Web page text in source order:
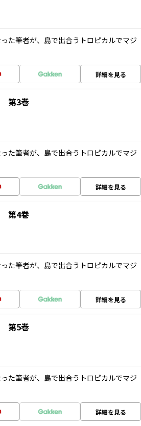
た筆者が、島で出合うトロピカルでマジ
詳細を見る
第3巻
た筆者が、島で出合うトロピカルでマジ
詳細を見る
第4巻
た筆者が、島で出合うトロピカルでマジ
詳細を見る
第5巻
た筆者が、島で出合うトロピカルでマジ
詳細を見る